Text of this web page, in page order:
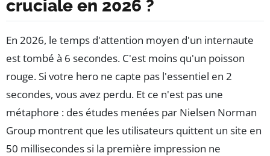
cruciale en 2026 ?
En 2026, le temps d'attention moyen d'un internaute
est tombé à 6 secondes. C'est moins qu'un poisson
rouge. Si votre hero ne capte pas l'essentiel en 2
secondes, vous avez perdu. Et ce n'est pas une
métaphore : des études menées par Nielsen Norman
Group montrent que les utilisateurs quittent un site en
50 millisecondes si la première impression ne